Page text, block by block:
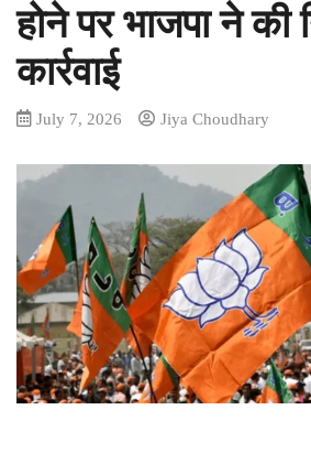
होने पर भाजपा ने की
कार्रवाई
July 7, 2026 Jiya Choudhary